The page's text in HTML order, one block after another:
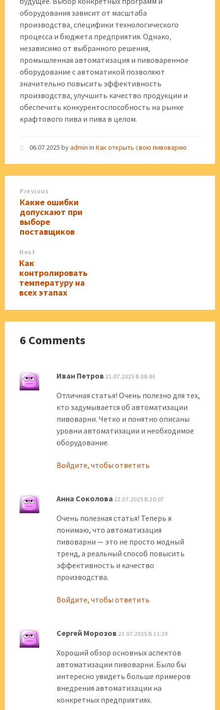
оборудования зависит от масштаба
производства‚ специфики технологического
процесса и бюджета предприятия. Однако‚
независимо от выбранного решения‚
промышленная автоматизация и пивоваренное
оборудование с автоматикой позволяют
значительно повысить эффективность
производства‚ улучшить качество продукции и
обеспечить конкурентоспособность на рынке
крафтового пива и пива в целом.
06.07.2025 byadmin in Как открыть свою пивоварню
Previous
Какие ошибки
допускают при
выборе
поставщиков
Next
Как
контролировать
температуру на
всех этапах
6 Comments
Иван Петров 21.07.2025 В 08:44
Отличная статья! Очень полезно для тех,
кто задумывается об автоматизации
пивоварни. Четко и понятно описаны
уровни автоматизации и необходимое
оборудование.
Войдите, чтобы ответить
Анна Соколова 22.07.2025 В 20:07
Очень полезная статья! Теперь я
понимаю, что автоматизация
пивоварни — это не просто модный
тренд, а реальный способ повысить
эффективность и качество
производства.
Войдите, чтобы ответить
Сергей Морозов 23.07.2025 В 11:29
Хороший обзор основных аспектов
автоматизации пивоварни. Было бы
интересно увидеть больше примеров
внедрения автоматизации на
конкретных предприятиях.